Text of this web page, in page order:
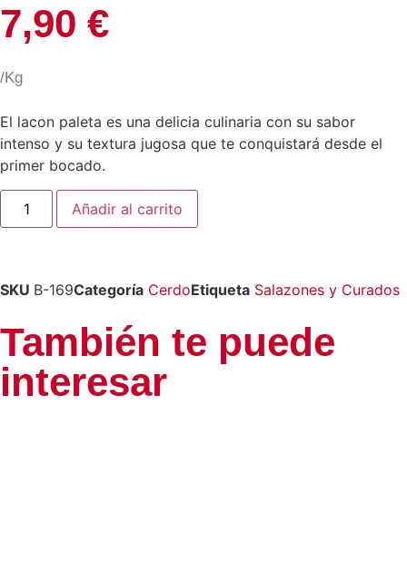
7,90 €
/Kg
El lacon paleta es una delicia culinaria con su sabor
intenso y su textura jugosa que te conquistará desde el
primer bocado.
Añadir al carrito
SKU B-169Categoría CerdoEtiqueta Salazones y Curados
También te puede
interesar